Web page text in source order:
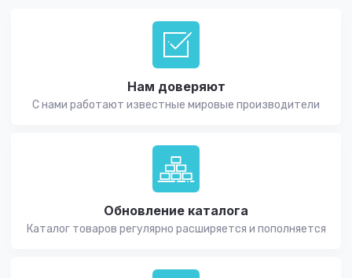
Нам доверяют
С нами работают известные мировые производители
Обновление каталога
Каталог товаров регулярно расширяется и пополняется